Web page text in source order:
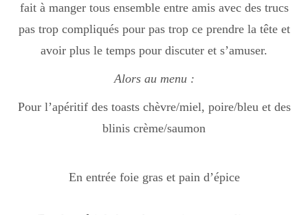
plats
Dessert
Boisson chaudes
fait à manger tous ensemble entre amis avec des trucs
pas trop compliqués pour pas trop ce prendre la tête et
avoir plus le temps pour discuter et s’amuser.
Alors au menu :
Pour l’apéritif des toasts chèvre/miel, poire/bleu et des
blinis crème/saumon
En entrée foie gras et pain d’épice